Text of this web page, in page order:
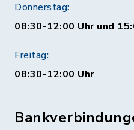
Donnerstag:
08:30-12:00 Uhr und
Freitag:
08:30-12:00 Uhr